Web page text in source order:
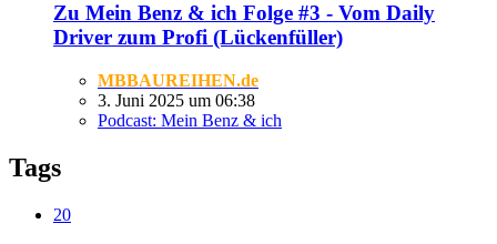
Zu Mein Benz & ich Folge #3 - Vom Daily
Driver zum Profi (Lückenfüller)
MBBAUREIHEN.de
3. Juni 2025 um 06:38
Podcast: Mein Benz & ich
Tags
20